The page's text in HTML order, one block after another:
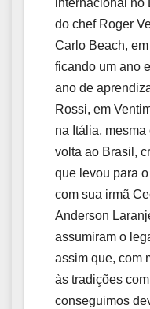
internacional
do chef Roger
Carlo Beach,
ficando um ano
ano de
Rossi, em
na Itália,
volta ao Brasil,
que levou para
com sua irmã
Anderson
assumiram o
assim que, com
às tradições
conseguimos